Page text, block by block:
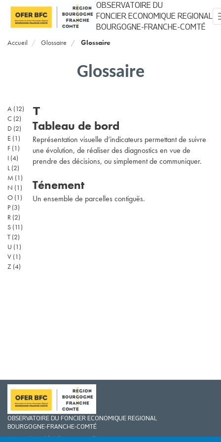
Aller
contenu
OBSERVATOIRE DU
FONCIER ECONOMIQUE REGIONAL
BOURGOGNE-FRANCHE-COMTÉ
Accueil Glossaire Glossaire
Glossaire
A (12)
C (2)
D (2)
E (1)
F (1)
I (4)
L (2)
M (1)
N (1)
O (1)
P (3)
R (2)
S (11)
T (2)
U (1)
V (1)
Z (4)
T
Tableau de bord
Représentation visuelle d’indicateurs permettant de suivre
une évolution, de réaliser des diagnostics en vue de
prendre des décisions, ou simplement de communiquer.
Ténement
Un ensemble de parcelles contiguës.
OBSERVATOIRE DU FONCIER ECONOMIQUE REGIONAL
BOURGOGNE-FRANCHE-COMTÉ
Mentions légales Credits Nous contacter FAQ